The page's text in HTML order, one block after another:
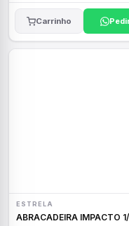
Carrinho
ESTRELA
ABRACADEIRA IMPACTO 1/2"